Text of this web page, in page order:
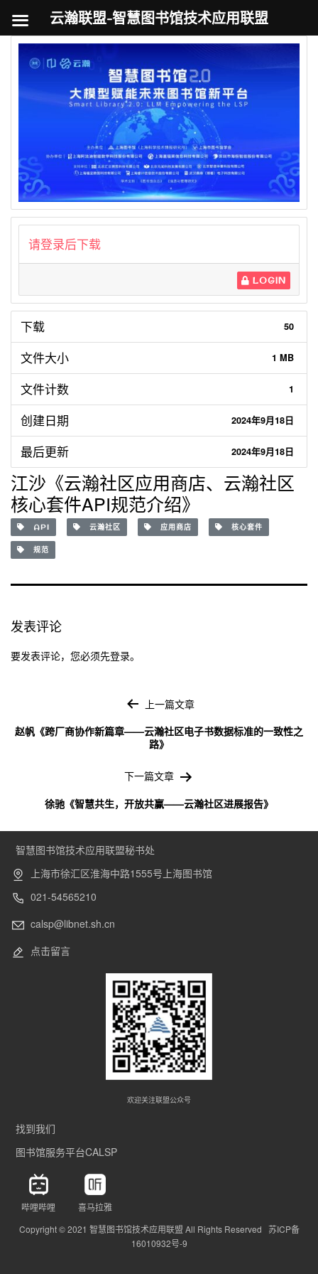
请登录后下载
LOGIN
下载 50
文件大小 1 MB
文件计数 1
创建日期 2024年9月18日
最后更新 2024年9月18日
江沙《云瀚社区应用商店、云瀚社区
核心套件API规范介绍》
API 云瀚社区 应用商店 核心套件
规范
发表评论
要发表评论，您必须先登录。
导
航
上一篇文章
赵帆《跨厂商协作新篇章——云瀚社区电子书数据标准的一致性之
路》
下一篇文章
徐驰《智慧共生，开放共赢——云瀚社区进展报告》
智慧图书馆技术应用联盟秘书处
上海市徐汇区淮海中路1555号上海图书馆
021-54565210
calsp@libnet.sh.cn
点击留言
欢迎关注联盟公众号
找到我们
图书馆服务平台CALSP
哔哩哔哩
喜马拉雅
Copyright © 2021 智慧图书馆技术应用联盟 All Rights Reserved 苏ICP备
16010932号-9
云瀚联盟-智慧图书馆技术应用联盟